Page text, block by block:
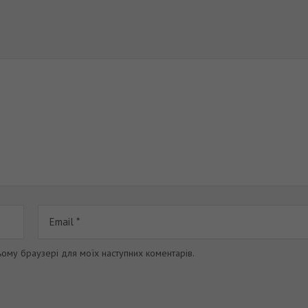
браузері для моїх наступних коментарів.